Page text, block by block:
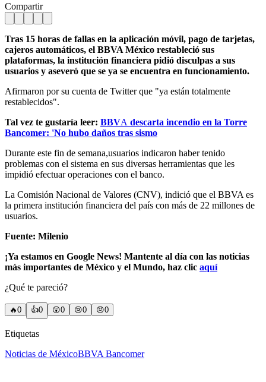
Compartir
Tras 15 horas de fallas en la aplicación móvil, pago de tarjetas,
cajeros automáticos, el BBVA México restableció sus
plataformas, la institución financiera pidió disculpas a sus
usuarios y aseveró que se ya se encuentra en funcionamiento.
Afirmaron por su cuenta de Twitter que "ya están totalmente
restablecidos".
Tal vez te gustaría leer: BBVA descarta incendio en la Torre
Bancomer: 'No hubo daños tras sismo
Durante este fin de semana,usuarios indicaron haber tenido
problemas con el sistema en sus diversas herramientas que les
impidió efectuar operaciones con el banco.
La Comisión Nacional de Valores (CNV), indició que el BBVA es
la primera institución financiera del país con más de 22 millones de
usuarios.
Fuente: Milenio
¡Ya estamos en Google News! Mantente al día con las noticias
más importantes de México y el Mundo, haz clic aquí
¿Qué te pareció?
🔥0 👍0 😲0 😢0 😠0
Etiquetas
Noticias de MéxicoBBVA Bancomer